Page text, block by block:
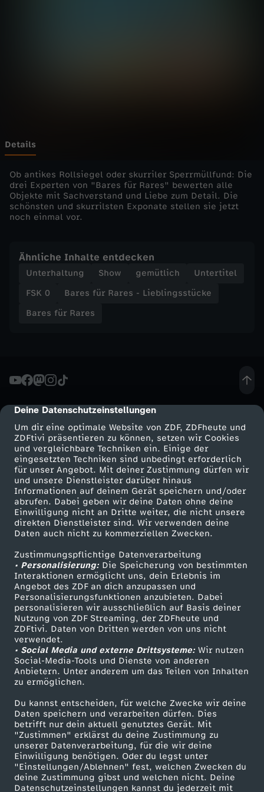
cmp-dialog-description
Deine Datenschutzeinstellungen
Um dir eine optimale Website von ZDF, ZDFheute und
ZDFtivi präsentieren zu können, setzen wir Cookies
und vergleichbare Techniken ein. Einige der
eingesetzten Techniken sind unbedingt erforderlich
für unser Angebot. Mit deiner Zustimmung dürfen wir
und unsere Dienstleister darüber hinaus
Informationen auf deinem Gerät speichern und/oder
abrufen. Dabei geben wir deine Daten ohne deine
Einwilligung nicht an Dritte weiter, die nicht unsere
direkten Dienstleister sind. Wir verwenden deine
Daten auch nicht zu kommerziellen Zwecken.
Zustimmungspflichtige Datenverarbeitung
• Personalisierung:Die Speicherung von bestimmten
Interaktionen ermöglicht uns, dein Erlebnis im
Angebot des ZDF an dich anzupassen und
Personalisierungsfunktionen anzubieten. Dabei
personalisieren wir ausschließlich auf Basis deiner
Nutzung von ZDF Streaming, der ZDFheute und
ZDFtivi. Daten von Dritten werden von uns nicht
verwendet.
• Social Media und externe Drittsysteme:Wir nutzen
Social-Media-Tools und Dienste von anderen
Anbietern. Unter anderem um das Teilen von Inhalten
zu ermöglichen.
Du kannst entscheiden, für welche Zwecke wir deine
Daten speichern und verarbeiten dürfen. Dies
betrifft nur dein aktuell genutztes Gerät. Mit
"Zustimmen" erklärst du deine Zustimmung zu
unserer Datenverarbeitung, für die wir deine
Einwilligung benötigen. Oder du legst unter
"Einstellungen/Ablehnen" fest, welchen Zwecken du
deine Zustimmung gibst und welchen nicht. Deine
Datenschutzeinstellungen kannst du jederzeit mit
s
-
L
e
b
l
n
g
s
s
t
ü
c
k
e
-
F
e
u
r
i
Details
Ob antikes Rollsiegel oder skurriler Sperrmüllfund: Die
drei Experten von "Bares für Rares" bewerten alle
Objekte mit Sachverstand und Liebe zum Detail. Die
schönsten und skurrilsten Exponate stellen sie jetzt
noch einmal vor.
Ähnliche Inhalte entdecken
Unterhaltung Show gemütlich
Untertitel
FSK 0
Bares für Rares - Lieblingsstücke
Bares für Rares
Mehr ZDF
ZDF-Apps
Smart TV
ZDFtext
Livestreams
Sendungen A-Z
TV-Programm
Service
ZDFmitreden
Kontakt zum ZDF
Tickets
Zuschauerservice
Hilfe
ZDF Unternehmen
Karriere
ZDF goes Schule
Werbefernsehen
Mainzelmännchen